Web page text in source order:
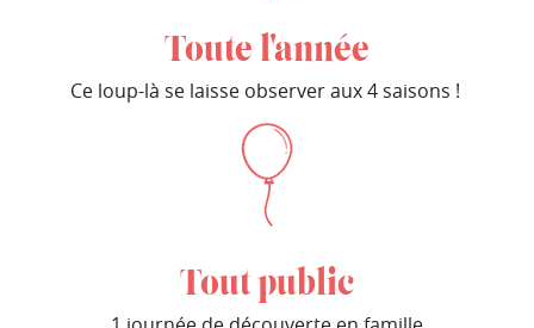
Toute l'année
Ce loup-là se laisse observer aux 4 saisons !
Tout public